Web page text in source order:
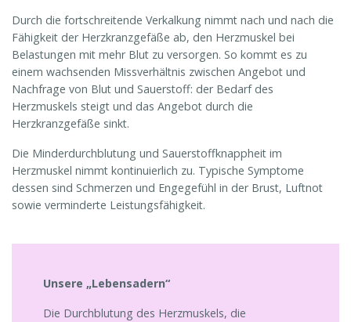
Durch die fortschreitende Verkalkung nimmt nach und nach die
Fähigkeit der Herzkranzgefäße ab, den Herzmuskel bei
Belastungen mit mehr Blut zu versorgen. So kommt es zu
einem wachsenden Missverhältnis zwischen Angebot und
Nachfrage von Blut und Sauerstoff: der Bedarf des
Herzmuskels steigt und das Angebot durch die
Herzkranzgefäße sinkt.
Die Minderdurchblutung und Sauerstoffknappheit im
Herzmuskel nimmt kontinuierlich zu. Typische Symptome
dessen sind Schmerzen und Engegefühl in der Brust, Luftnot
sowie verminderte Leistungsfähigkeit.
Unsere „Lebensadern“
Die Durchblutung des Herzmuskels, die